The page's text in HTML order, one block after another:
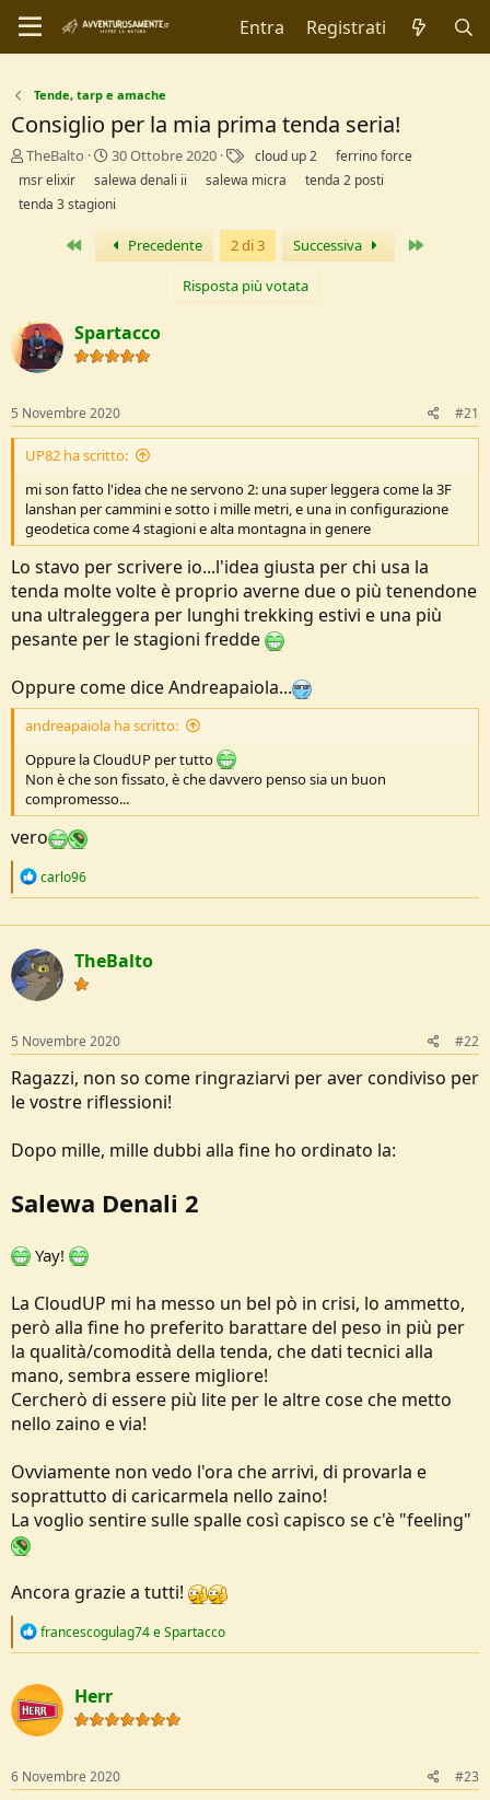
Entra Registrati
Tende, tarp e amache
Consiglio per la mia prima tenda seria!
C
r
a
i
s
c
s
s
i
n
e
TheBalto
D
a
t
a
i
z
i
30 Ottobre 2020
a
cloud up 2
ferrino force
msr elixir
salewa denali ii salewa micra
tenda 2 posti
tenda 3 stagioni
Primo Precedente 2 di 3 Successiva
Risposta più votata
Spartacco
5 Novembre 2020 #21
UP82 ha scritto:
mi son fatto l'idea che ne servono 2: una super leggera come la 3F
lanshan per cammini e sotto i mille metri, e una in configurazione
geodetica come 4 stagioni e alta montagna in genere
Lo stavo per scrivere io...l'idea giusta per chi usa la
tenda molte volte è proprio averne due o più tenendone
una ultraleggera per lunghi trekking estivi e una più
pesante per le stagioni fredde
Oppure come dice Andreapaiola...
andreapaiola ha scritto:
Oppure la CloudUP per tutto
Non è che son fissato, è che davvero penso sia un buon
compromesso...
vero
R
c
t
i
o
n
carlo96
TheBalto
5 Novembre 2020 #22
Ragazzi, non so come ringraziarvi per aver condiviso per
le vostre riflessioni!
Dopo mille, mille dubbi alla fine ho ordinato la:
Salewa Denali 2
Yay!
La CloudUP mi ha messo un bel pò in crisi, lo ammetto,
però alla fine ho preferito barattare del peso in più per
la qualità/comodità della tenda, che dati tecnici alla
mano, sembra essere migliore!
Cercherò di essere più lite per le altre cose che metto
nello zaino e via!
Ovviamente non vedo l'ora che arrivi, di provarla e
soprattutto di caricarmela nello zaino!
La voglio sentire sulle spalle così capisco se c'è "feeling"
Ancora grazie a tutti!
R
c
t
i
o
s
:
francescogulag74eSpartacco
Herr
6 Novembre 2020 #23